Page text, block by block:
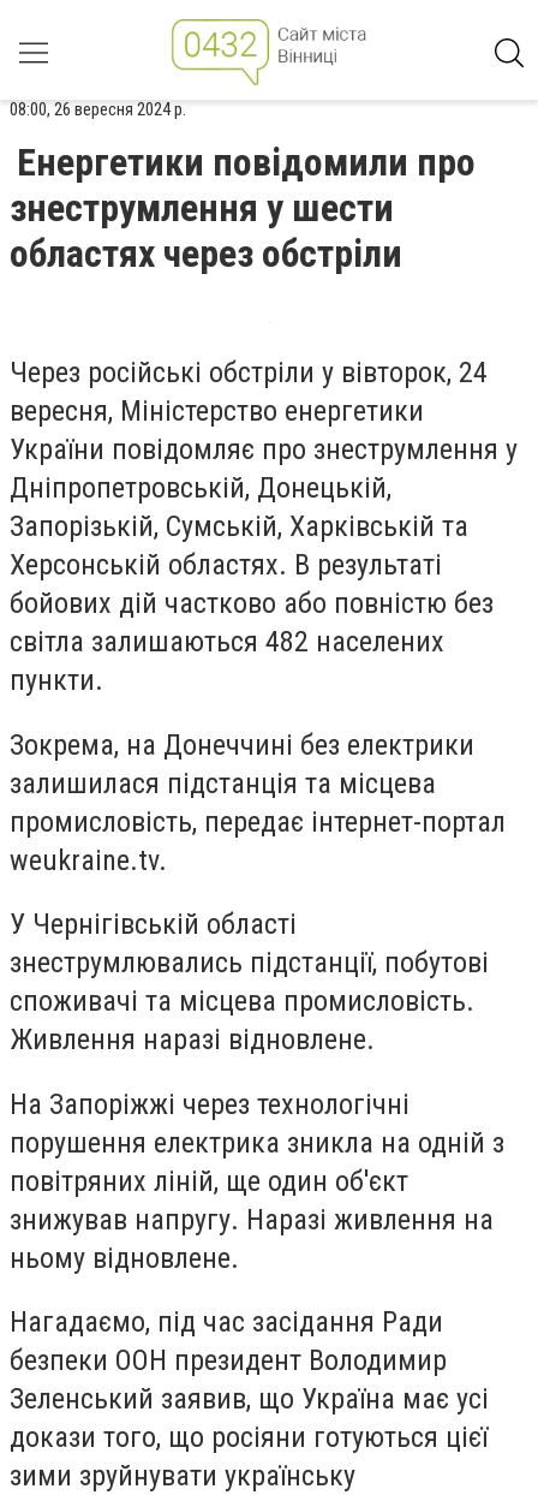
08:00, 26 вересня 2024 р.
Енергетики повідомили про
знеструмлення у шести
областях через обстріли
Через російські обстріли у вівторок, 24
вересня, Міністерство енергетики
України повідомляє про знеструмлення у
Дніпропетровській, Донецькій,
Запорізькій, Сумській, Харківській та
Херсонській областях. В результаті
бойових дій частково або повністю без
світла залишаються 482 населених
пункти.
Зокрема, на Донеччині без електрики
залишилася підстанція та місцева
промисловість, передає інтернет-портал
weukraine.tv.
У Чернігівській області
знеструмлювались підстанції, побутові
споживачі та місцева промисловість.
Живлення наразі відновлене.
На Запоріжжі через технологічні
порушення електрика зникла на одній з
повітряних ліній, ще один об'єкт
знижував напругу. Наразі живлення на
ньому відновлене.
Нагадаємо, під час засідання Ради
безпеки ООН президент Володимир
Зеленський заявив, що Україна має усі
докази того, що росіяни готуються цієї
зими зруйнувати українську